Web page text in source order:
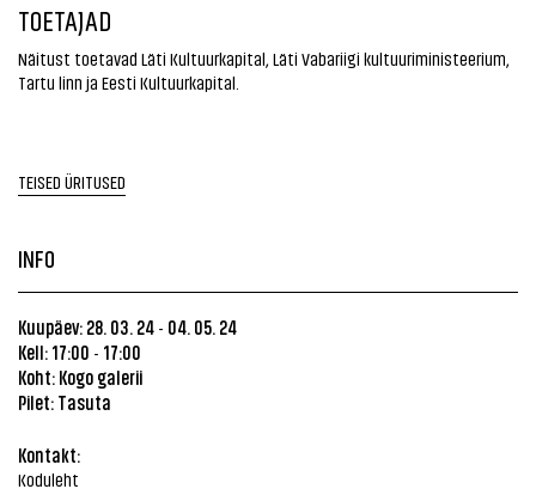
TOETAJAD
Näitust toetavad Läti Kultuurkapital, Läti Vabariigi kultuuriministeerium,
Tartu linn ja Eesti Kultuurkapital.
TEISED ÜRITUSED
INFO
Kuupäev: 28. 03. 24 - 04. 05. 24
Kell: 17:00 - 17:00
Koht: Kogo galerii
Pilet: Tasuta
Kontakt:
Koduleht